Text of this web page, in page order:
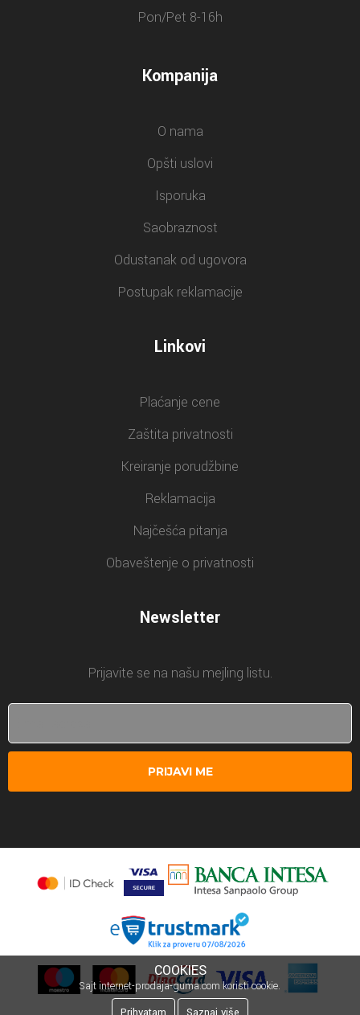
Pon/Pet 8-16h
Kompanija
O nama
Opšti uslovi
Isporuka
Saobraznost
Odustanak od ugovora
Postupak reklamacije
Linkovi
Plaćanje cene
Zaštita privatnosti
Kreiranje porudžbine
Reklamacija
Najčešća pitanja
Obaveštenje o privatnosti
Newsletter
Prijavite se na našu mejling listu.
PRIJAVI ME
COOKIES
Sajt internet-prodaja-guma.com koristi cookie.